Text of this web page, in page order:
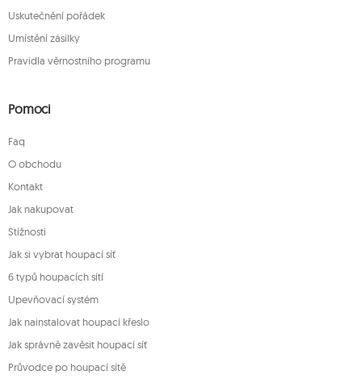
Uskutečnění pořádek
Umístění zásilky
Pravidla věrnostního programu
Pomoci
Faq
O obchodu
Kontakt
Jak nakupovat
Stížnosti
Jak si vybrat houpací síť
6 typů houpacích sítí
Upevňovací systém
Jak nainstalovat houpací křeslo
Jak správně zavěsit houpací síť
Průvodce po houpací sítě